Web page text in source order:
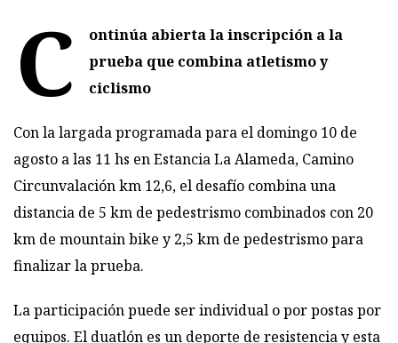
C
ontinúa abierta la inscripción a la
prueba que combina atletismo y
ciclismo
Con la largada programada para el domingo 10 de
agosto a las 11 hs en Estancia La Alameda, Camino
Circunvalación km 12,6, el desafío combina una
distancia de 5 km de pedestrismo combinados con 20
km de mountain bike y 2,5 km de pedestrismo para
finalizar la prueba.
La participación puede ser individual o por postas por
equipos. El duatlón es un deporte de resistencia y esta